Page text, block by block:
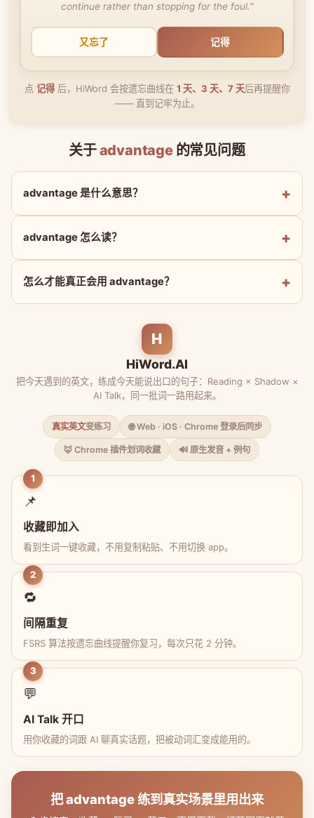
continue rather than stopping for the foul."
又忘了 记得
点 记得后，HiWord 会按遗忘曲线在 1 天、3 天、7 天后再提醒你
—— 直到记牢为止。
关于advantage的常见问题
advantage 是什么意思？
advantage 怎么读？
怎么才能真正会用 advantage？
H
HiWord.AI
把今天遇到的英文，练成今天能说出口的句子：Reading × Shadow ×
AI Talk，同一批词一路用起来。
真实英文变练习 🌐 Web · iOS · Chrome 登录后同步
🦊 Chrome 插件划词收藏 🔊 原生发音 + 例句
1
📌
收藏即加入
看到生词一键收藏，不用复制粘贴、不用切换 app。
2
🔁
间隔重复
FSRS 算法按遗忘曲线提醒你复习，每次只花 2 分钟。
3
💬
AI Talk 开口
用你收藏的词跟 AI 聊真实话题，把被动词汇变成能用的。
把 advantage 练到真实场景里用出来